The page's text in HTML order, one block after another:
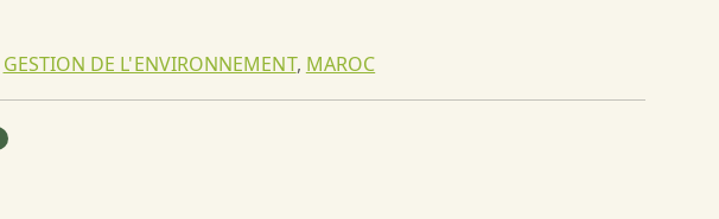
GESTION DE L'ENVIRONNEMENT, MAROC